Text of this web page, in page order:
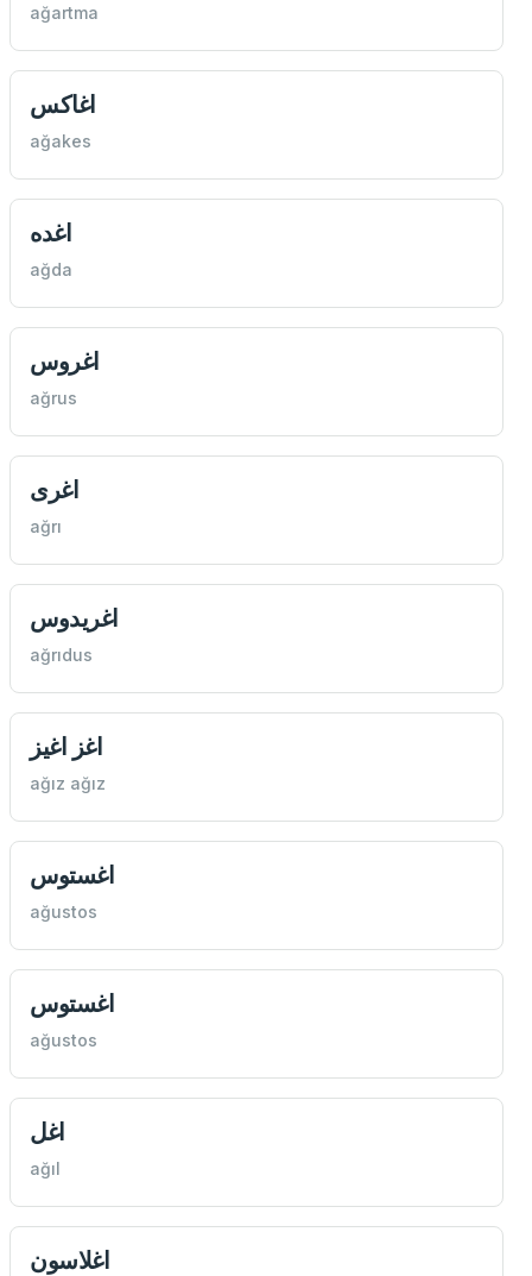
ağartma
اغاكس
ağakes
اغده
ağda
اغروس
ağrus
اغری
ağrı
اغريدوس
ağrıdus
اغز اغيز
ağız ağız
اغستوس
ağustos
اغستوس
ağustos
اغل
ağıl
اغلاسون